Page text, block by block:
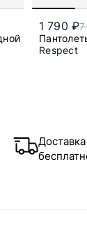
строчкой
1 790 ₽
Respect